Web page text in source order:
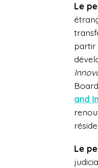
Le
partir
and
Le